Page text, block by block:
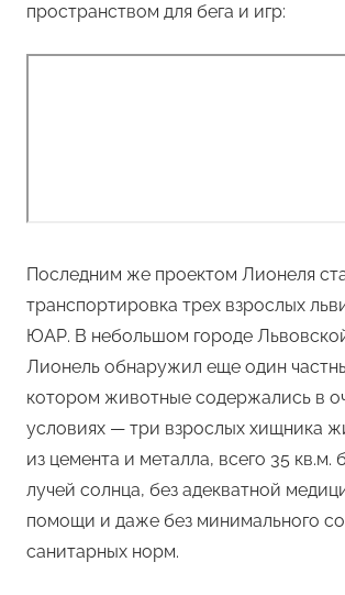
пространством для бега и игр:
Последним же проектом Лионеля
транспортировка трех взрослых
ЮАР. В небольшом городе
Лионель обнаружил еще один
котором животные содержались в
условиях — три взрослых хищника
из цемента и металла, всего 35 кв.м.
лучей солнца, без адекватной
помощи и даже без минимального
санитарных норм.